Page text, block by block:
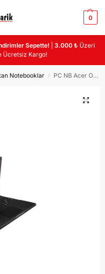
0
Sepette! |3.000 ₺ Üzeri
Ücretsiz Kargo!
Notebooklar / PC NB Acer One 14 Z3-471 AMD A6-7350B 4 GB RAM 128 GB SSD 14″ W10H Dizüstü Bilgisayar